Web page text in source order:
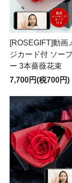
[ROSEGIFT]動画
ジカード付 ソー
ー 3本薔薇花束
7,700円(税700円)